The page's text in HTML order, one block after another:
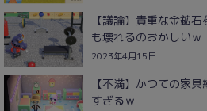
【議論】貴重な金鉱
も壊れるのおかしいｗ
2023年4月15日
【不満】かつての家
すぎるｗ